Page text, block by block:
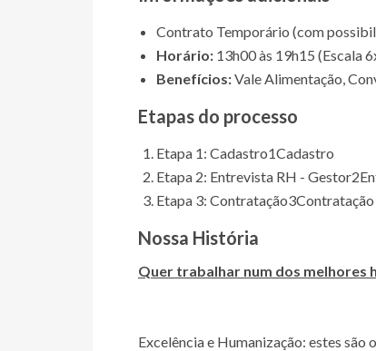
Contrato Temporário (com
Horário: 13h00 às 19h15 (Escala
Benefícios:Vale Alimentação,
Etapas do processo
Etapa 1: Cadastro1Cadastro
Etapa 2: Entrevista RH - Gestor2
Etapa 3: Contratação3Contratação
Nossa História
Quer trabalhar num dos melhores
Excelência e Humanização: estes